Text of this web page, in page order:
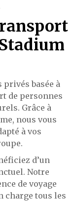
privés basée à
de personnes
Grâce à
nous vous
à vos
d’un
Notre
de voyage
charge tous les